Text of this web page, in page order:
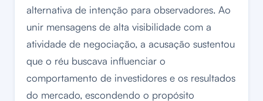
alternativa de intenção para observadores. Ao
unir mensagens de alta visibilidade com a
atividade de negociação, a acusação sustentou
que o réu buscava influenciar o
comportamento de investidores e os resultados
do mercado, escondendo o propósito